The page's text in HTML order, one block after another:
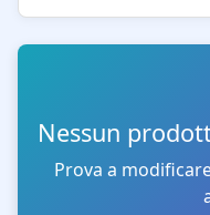
Nessun
Prova a